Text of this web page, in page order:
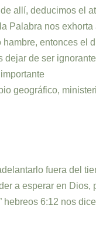
allí, deducimos
Palabra nos
entonces
de ser
geográfico,
fuera del
a esperar en
6:12 nos